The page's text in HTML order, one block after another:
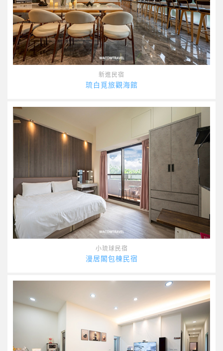
新進民宿
琉白覓旅觀海館
小琉球民宿
漫居閣包棟民宿